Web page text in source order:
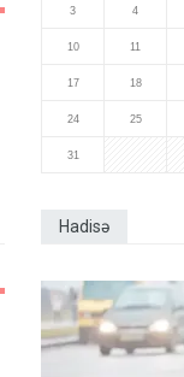
3 4
10 11
17 18
24 25
31
Hadisə